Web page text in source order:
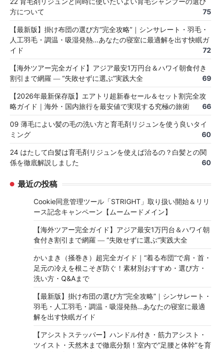
方について
75
【最新版】掛け布団の選び方“完全攻略”｜シンサレート・羽毛・
人工羽毛・調温・吸湿発熱…あなたの寝室に最適解を出す快眠ガ
イド
72
【海外ツアー完全ガイド】アジア最安1万円台＆ハワイ朝食付き
割引まで網羅 ― “失敗せずに選ぶ”実践大全
69
【2026年最新保存版】エアトリ超新春セール＆セット割完全攻
略ガイド｜海外・国内旅行を最安値で実現する究極の旅術
66
09 薄毛によい髪の毛の洗い方と育毛剤リジュンを使う良いタイ
ミング
60
24 はたして白髪は育毛剤リジュンを使えば治るの？白髪との関
係を徹底解説しました
60
最近の投稿
Cookie同意管理ツール「STRIGHT」取り扱い開始＆リリ
ース記念キャンペーン【ムームードメイン】
【海外ツアー完全ガイド】アジア最安1万円台＆ハワイ朝
食付き割引まで網羅 ― “失敗せずに選ぶ”実践大全
かいまき（掻巻き）超完全ガイド｜“着る布団”で肩・首・
足元の冷えを根こそぎ防ぐ！素材別おすすめ・選び方・
洗い方・Q&Aまで
【最新版】掛け布団の選び方“完全攻略”｜シンサレート・
羽毛・人工羽毛・調温・吸湿発熱…あなたの寝室に最適
解を出す快眠ガイド
【アシストステッパー】ハンドル付き・筋力アシスト・
ツイスト・天然木まで徹底分類！室内で“足腰と体幹”を育